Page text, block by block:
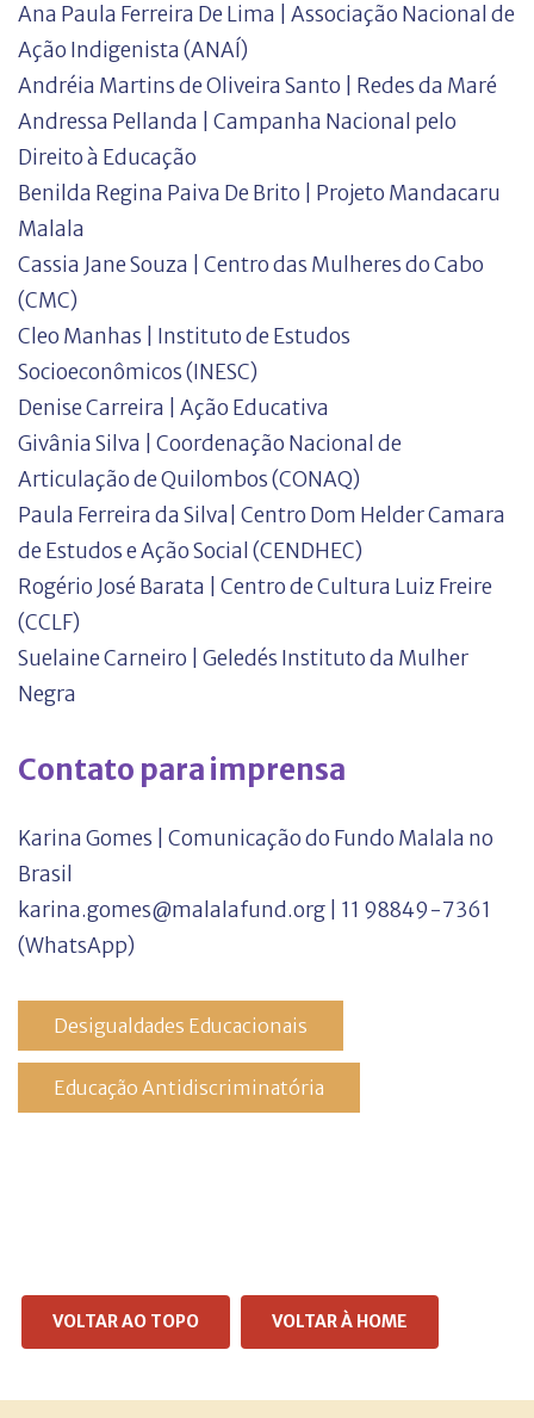
Ana Paula Ferreira De Lima | Associação Nacional de
Ação Indigenista (ANAÍ)
Andréia Martins de Oliveira Santo | Redes da Maré
Andressa Pellanda | Campanha Nacional pelo
Direito à Educação
Benilda Regina Paiva De Brito | Projeto Mandacaru
Malala
Cassia Jane Souza | Centro das Mulheres do Cabo
(CMC)
Cleo Manhas | Instituto de Estudos
Socioeconômicos (INESC)
Denise Carreira | Ação Educativa
Givânia Silva | Coordenação Nacional de
Articulação de Quilombos (CONAQ)
Paula Ferreira da Silva| Centro Dom Helder Camara
de Estudos e Ação Social (CENDHEC)
Rogério José Barata | Centro de Cultura Luiz Freire
(CCLF)
Suelaine Carneiro | Geledés Instituto da Mulher
Negra
Contato para imprensa
Karina Gomes | Comunicação do Fundo Malala no
Brasil
karina.gomes@malalafund.org | 11 98849-7361
(WhatsApp)
Desigualdades Educacionais
Educação Antidiscriminatória
VOLTAR AO TOPO VOLTAR À HOME